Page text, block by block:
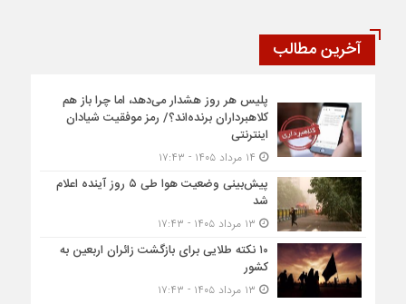
آخرین مطالب
پلیس هر روز هشدار می‌دهد، اما چرا باز هم
کلاهبرداران برنده‌اند؟/ رمز موفقیت شیادان
اینترنتی
پیش‌بینی وضعیت هوا طی ۵ روز آینده اعلام
شد
۱۰ نکته طلایی برای بازگشت زائران اربعین به
کشور